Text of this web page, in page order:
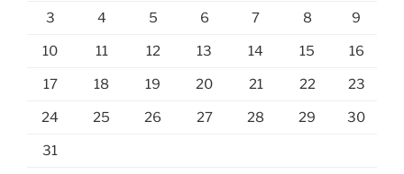
3 4 5 6 7 8 9
10 11 12 13 14 15 16
17 18 19 20 21 22 23
24 25 26 27 28 29 30
31